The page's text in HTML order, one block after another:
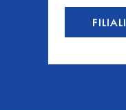
FILIALI